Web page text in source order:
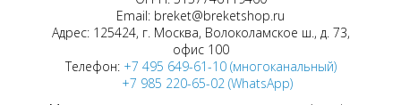
Email: breket@breketshop.ru
Адрес: 125424, г. Москва, Волоколамское ш., д. 73,
офис 100
Телефон: +7 495 649-61-10 (многоканальный)
+7 985 220-65-02 (WhatsApp)